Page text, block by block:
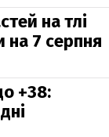
на тлі
на 7 серпня
+38: